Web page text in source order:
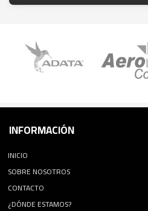
INFORMACIÓN
INICIO
SOBRE NOSOTROS
CONTACTO
¿DÓNDE ESTAMOS?